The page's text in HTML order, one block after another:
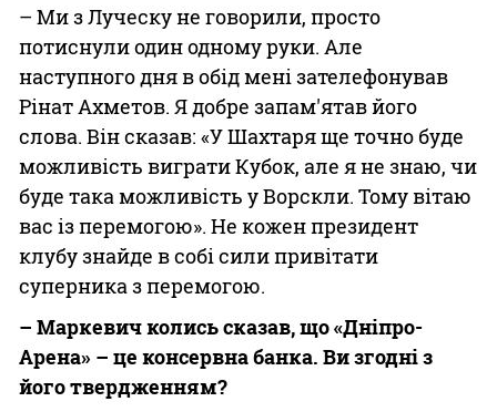
– Ми з Луческу не говорили, просто
потиснули один одному руки. Але
наступного дня в обід мені зателефонував
Рінат Ахметов. Я добре запам'ятав його
слова. Він сказав: «У Шахтаря ще точно буде
можливість виграти Кубок, але я не знаю, чи
буде така можливість у Ворскли. Тому вітаю
вас із перемогою». Не кожен президент
клубу знайде в собі сили привітати
суперника з перемогою.
– Маркевич колись сказав, що «Дніпро-
Арена» – це консервна банка. Ви згодні з
його твердженням?